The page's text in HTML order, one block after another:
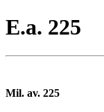
E.a. 225
Mil. av. 225